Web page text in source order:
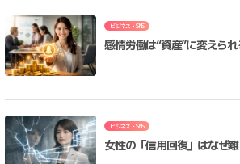
ビジネス・SNS
感情労働は“資産”に変えら
ビジネス・SNS
女性の「信用回復」はなぜ